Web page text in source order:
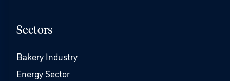
Sectors
Bakery Industry
Energy Sector